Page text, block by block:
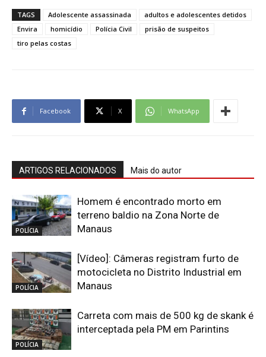
TAGS Adolescente assassinada
adultos e adolescentes detidos
Envira
homicídio Polícia Civil
prisão de suspeitos
tiro pelas costas
Facebook X WhatsApp
ARTIGOS RELACIONADOS Mais do autor
POLÍCIA
Homem é encontrado morto em
terreno baldio na Zona Norte de
Manaus
POLÍCIA
[Vídeo]: Câmeras registram furto de
motocicleta no Distrito Industrial em
Manaus
POLÍCIA
Carreta com mais de 500 kg de skank é
interceptada pela PM em Parintins